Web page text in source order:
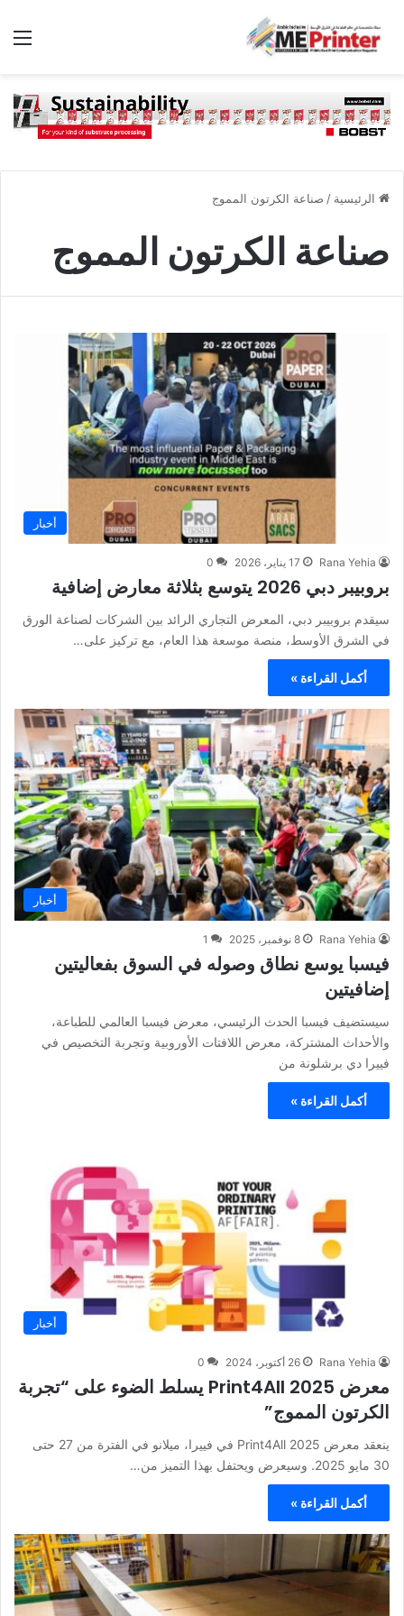
الرئيسية / صناعة الكرتون المموج
صناعة الكرتون المموج
أخبار
Rana Yehia 17 يناير، 2026 0
بروبيبر دبي 2026 يتوسع بثلاثة معارض إضافية
سيقدم بروبيبر دبي، المعرض التجاري الرائد بين الشركات لصناعة الورق
في الشرق الأوسط، منصة موسعة هذا العام، مع تركيز على…
أكمل القراءة »
أخبار
Rana Yehia 8 نوفمبر، 2025 1
فيسبا يوسع نطاق وصوله في السوق بفعاليتين
إضافيتين
سيستضيف فيسبا الحدث الرئيسي، معرض فيسبا العالمي للطباعة،
والأحداث المشتركة، معرض اللافتات الأوروبية وتجربة التخصيص في
فييرا دي برشلونة من
أكمل القراءة »
أخبار
Rana Yehia 26 أكتوبر، 2024 0
معرض Print4All 2025 يسلط الضوء على “تجربة
الكرتون المموج”
ينعقد معرض Print4All 2025 في فييرا، ميلانو في الفترة من 27 حتى
30 مايو 2025. وسيعرض ويحتفل بهذا التميز من…
أكمل القراءة »